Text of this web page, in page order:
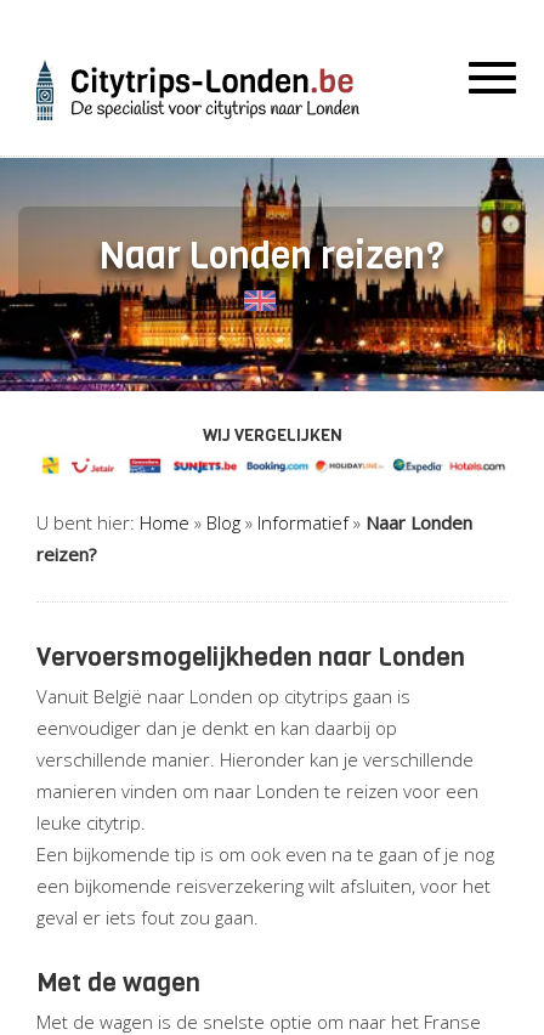
Naar Londen reizen?
WIJ VERGELIJKEN
U bent hier: Home » Blog » Informatief» Naar Londen
reizen?
Vervoersmogelijkheden naar Londen
Vanuit België naar Londen op citytrips gaan is
eenvoudiger dan je denkt en kan daarbij op
verschillende manier. Hieronder kan je verschillende
manieren vinden om naar Londen te reizen voor een
leuke citytrip.
Een bijkomende tip is om ook even na te gaan of je nog
een bijkomende reisverzekering wilt afsluiten, voor het
geval er iets fout zou gaan.
Met de wagen
Met de wagen is de snelste optie om naar het Franse